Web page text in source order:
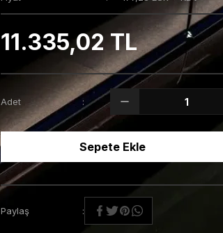
11.335,02 TL
Adet
Sepete Ekle
Paylaş